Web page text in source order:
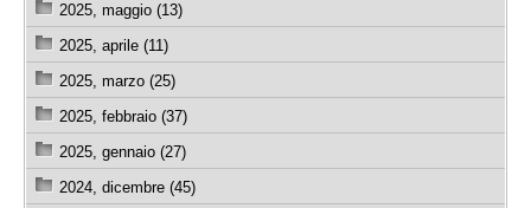
2025, maggio (13)
2025, aprile (11)
2025, marzo (25)
2025, febbraio (37)
2025, gennaio (27)
2024, dicembre (45)